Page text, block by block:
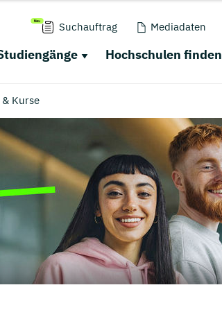
Suchauftrag Mediadaten
Hochschulen finden
Kurse